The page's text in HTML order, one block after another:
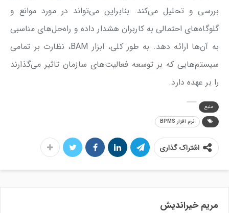
بررسی و تحلیل می‌کند. بنابراین می‌تواند در مورد موانع و
گلوگاه‌های احتمالی به کاربران هشدار داده و راه‌حل‌های مناسبی
به آن‌ها ارائه دهد. به طور کلی، ابزار BAM، نظارت بر تمامی
سیستم‌هایی که بر توسعه فعالیت‌های سازمان تاثیر می‌گذارند
را بر عهده دارد.
منبع
نرم افزار BPMS
اشتراک گذاری
مریم خیراندیش